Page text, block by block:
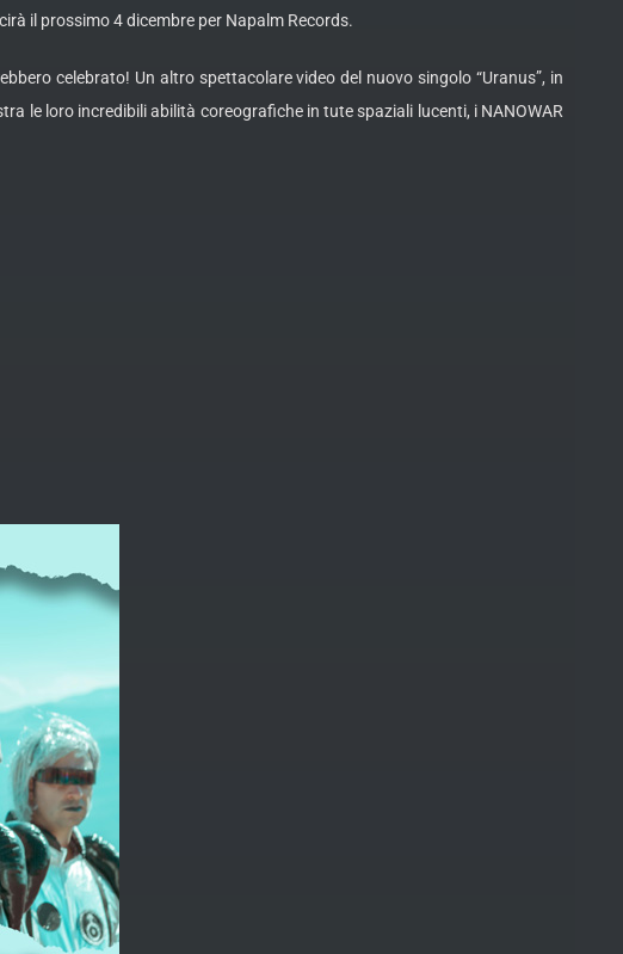
il prossimo 4 dicembre per Napalm Records.
celebrato! Un altro spettacolare video del nuovo singolo “Uranus”, in
le loro incredibili abilità coreografiche in tute spaziali lucenti, i NANOWAR